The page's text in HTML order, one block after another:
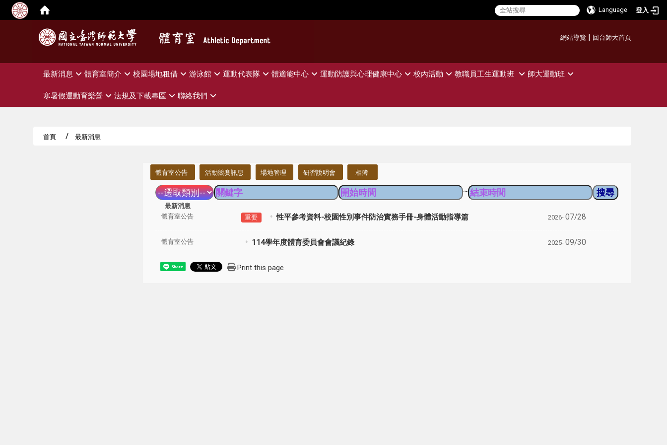
Language 登入
網站導覽 | 回台師大首頁
最新消息 體育室簡介 校園場地租借 游泳館 運動代表隊 體適能中心 運動防護與心理健康中心 校內活動 教職員工生運動班 師大運動班
寒暑假運動育樂營 法規及下載專區 聯絡我們
首頁 最新消息
體育室公告 活動競賽訊息 場地管理 研習說明會 相簿
~
最新消息
體育室公告 重要 性平參考資料-校園性別事件防治實務手冊-身體活動指導篇 2026- 07/28
體育室公告 114學年度體育委員會會議紀錄 2025- 09/30
Share Print this page